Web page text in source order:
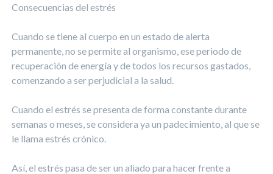
Consecuencias del estrés
Cuando se tiene al cuerpo en un estado de alerta
permanente, no se permite al organismo, ese periodo de
recuperación de energía y de todos los recursos gastados,
comenzando a ser perjudicial a la salud.
Cuando el estrés se presenta de forma constante durante
semanas o meses, se considera ya un padecimiento, al que se
le llama estrés crónico.
Así, el estrés pasa de ser un aliado para hacer frente a